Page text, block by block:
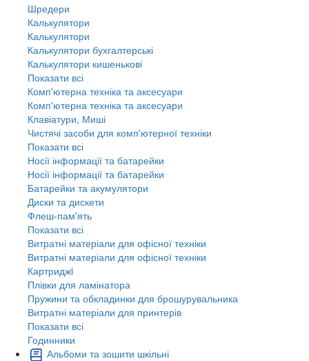
Шредери
Калькулятори
Калькулятори
Калькулятори бухгалтерські
Калькулятори кишенькові
Показати всі
Комп'ютерна техніка та аксесуари
Комп'ютерна техніка та аксесуари
Клавіатури, Миші
Чистячі засоби для комп'ютерної техніки
Показати всі
Носії інформації та батарейки
Носії інформації та батарейки
Батарейки та акумулятори
Диски та дискети
Флеш-пам'ять
Показати всі
Витратні матеріали для офісної техніки
Витратні матеріали для офісної техніки
Картриджi
Плівки для ламінатора
Пружини та обкладинки для брошурувальника
Витратні матеріали для принтерів
Показати всі
Годинники
Альбоми та зошити шкільні